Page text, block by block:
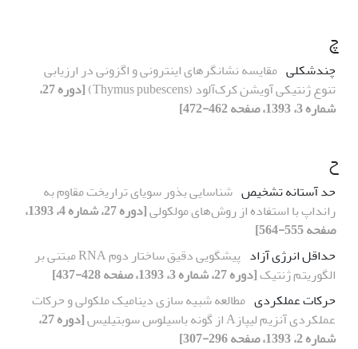
چ
چندشکلی مقایسه نشانگرهای اینترونی و اگزونی در ارزیابی
تنوع ژنتیکی آویشن کرک‌آلود (Thymus pubescens)
[دوره 27،
شماره 3، 1393، صفحه 462-472]
ح
حد آستانه تشخیص شناسایی بذور سویای تراریخت مقاوم به
رانداپ با استفاده از روش‌های مولکولی
[دوره 27، شماره 4، 1393،
صفحه 555-564]
حداقل انرژی آزاد
پیشگویی دقیق ساختار دوم RNA مبتنی بر
الگوریتم ژنتیک[دوره 27، شماره 3، 1393، صفحه 428-437]
حرکات عملکردی مطالعه شبیه سازی دینامیک ملکولی و حرکات
عملکردی آنزیم لیپازA از گونه باسیلوس سوبتیلیس
[دوره 27،
شماره 2، 1393، صفحه 296-307]